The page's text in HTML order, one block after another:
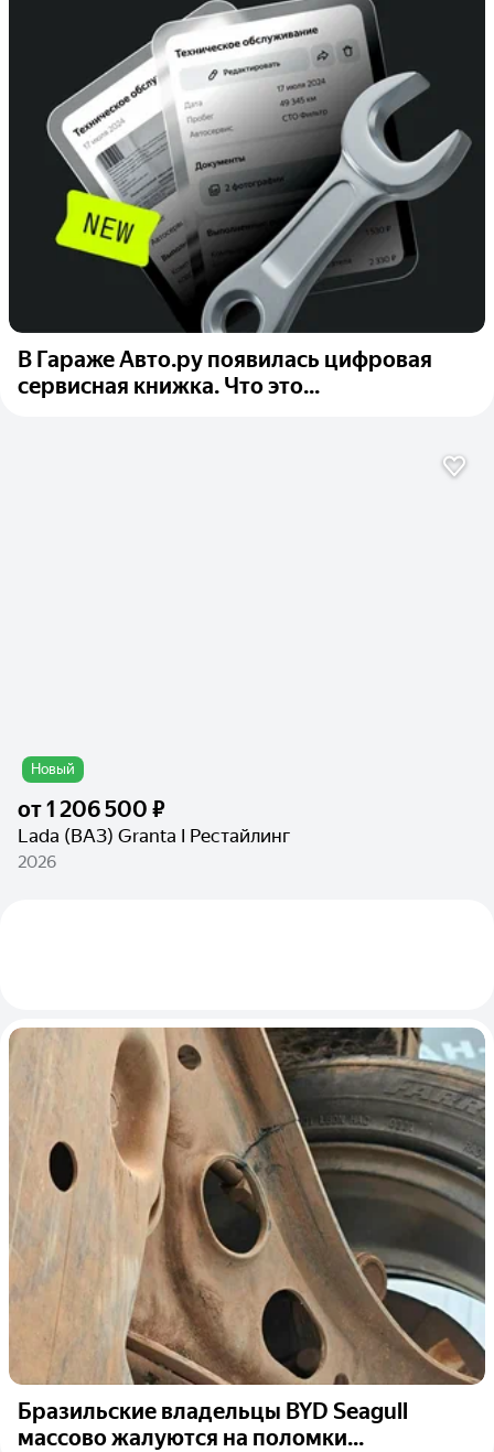
В Гараже Авто.ру появилась цифровая
сервисная книжка. Что это...
Новый
от1 206 500 ₽
Lada (ВАЗ) Granta I Рестайлинг
2026
Бразильские владельцы BYD Seagull
массово жалуются на поломки...